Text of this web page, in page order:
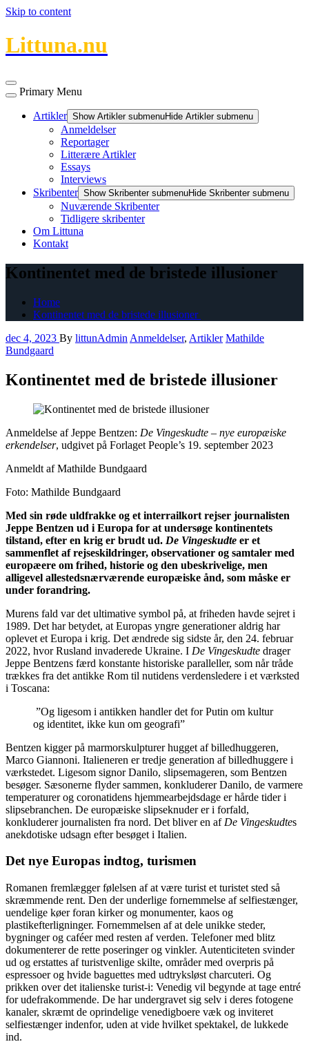
Skip to content
Littuna.nu
Primary Menu
Artikler Show Artikler submenuHide Artikler submenu
Anmeldelser
Reportager
Litterære Artikler
Essays
Interviews
Skribenter Show Skribenter submenuHide Skribenter submenu
Nuværende Skribenter
Tidligere skribenter
Om Littuna
Kontakt
Kontinentet med de bristede illusioner
Home
Kontinentet med de bristede illusioner
dec 4, 2023 By littunAdmin Anmeldelser, Artikler Mathilde
Bundgaard
Kontinentet med de bristede illusioner
Anmeldelse af Jeppe Bentzen: De Vingeskudte – nye europæiske
erkendelser, udgivet på Forlaget People’s 19. september 2023
Anmeldt af Mathilde Bundgaard
Foto: Mathilde Bundgaard
Med sin røde uldfrakke og et interrailkort rejser journalisten
Jeppe Bentzen ud i Europa for at undersøge kontinentets
tilstand, efter en krig er brudt ud. De Vingeskudte er et
sammenflet af rejseskildringer, observationer og samtaler med
europæere om frihed, historie og den ubeskrivelige, men
alligevel allestedsnærværende europæiske ånd, som måske er
under forandring.
Murens fald var det ultimative symbol på, at friheden havde sejret i
1989. Det har betydet, at Europas yngre generationer aldrig har
oplevet et Europa i krig. Det ændrede sig sidste år, den 24. februar
2022, hvor Rusland invaderede Ukraine. I De Vingeskudte drager
Jeppe Bentzens færd konstante historiske paralleller, som når tråde
trækkes fra det antikke Rom til nutidens verdensledere i et værksted
i Toscana:
”Og ligesom i antikken handler det for Putin om kultur
og identitet, ikke kun om geografi”
Bentzen kigger på marmorskulpturer hugget af billedhuggeren,
Marco Giannoni. Italieneren er tredje generation af billedhuggere i
værkstedet. Ligesom signor Danilo, slipsemageren, som Bentzen
besøger. Sæsonerne flyder sammen, konkluderer Danilo, de varmere
temperaturer og coronatidens hjemmearbejdsdage er hårde tider i
slipsebranchen. De europæiske slipseknuder er i forfald,
konkluderer journalisten fra nord. Det bliver en af De Vingeskudtes
anekdotiske udsagn efter besøget i Italien.
Det nye Europas indtog, turismen
Romanen fremlægger følelsen af at være turist et turistet sted så
skræmmende rent. Den der underlige fornemmelse af selfiestænger,
uendelige køer foran kirker og monumenter, kaos og
plastikefterligninger. Fornemmelsen af at dele unikke steder,
bygninger og caféer med resten af verden. Telefoner med blitz
dokumenterer de rette poseringer og vinkler. Autenticiteten svinder
ud og erstattes af turistvenlige skilte, områder med overpris på
espressoer og hvide baguettes med udtryksløst charcuteri. Og
prikken over det italienske turist-i: Venedig vil begynde at tage entré
for udefrakommende. De har undergravet sig selv i deres fotogene
kanaler, skræmt de oprindelige venedigboere væk og inviteret
selfiestænger indenfor, uden at vide hvilket spektakel, de lukkede
ind.